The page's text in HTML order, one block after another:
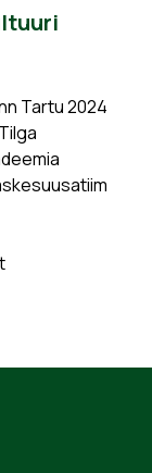
Tartu 2024